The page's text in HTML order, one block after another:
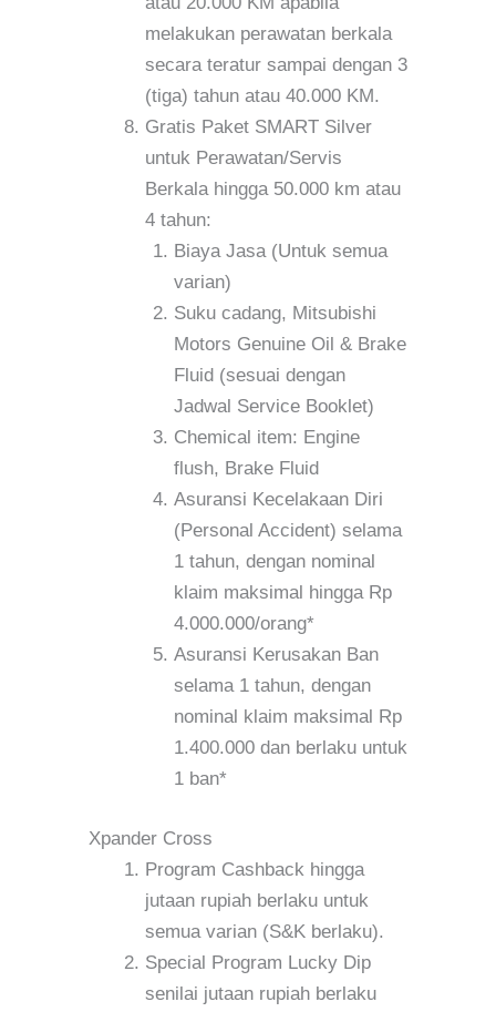
melakukan perawatan berkala
secara teratur sampai dengan 3
(tiga) tahun atau 40.000 KM.
Gratis Paket SMART Silver
untuk Perawatan/Servis
Berkala hingga 50.000 km atau
4 tahun:
Biaya Jasa (Untuk semua
varian)
Suku cadang, Mitsubishi
Motors Genuine Oil & Brake
Fluid (sesuai dengan
Jadwal Service Booklet)
Chemical item: Engine
flush, Brake Fluid
Asuransi Kecelakaan Diri
(Personal Accident) selama
1 tahun, dengan nominal
klaim maksimal hingga Rp
4.000.000/orang*
Asuransi Kerusakan Ban
selama 1 tahun, dengan
nominal klaim maksimal Rp
1.400.000 dan berlaku untuk
1 ban*
Xpander Cross
Program Cashback hingga
jutaan rupiah berlaku untuk
semua varian (S&K berlaku).
Special Program Lucky Dip
senilai jutaan rupiah berlaku